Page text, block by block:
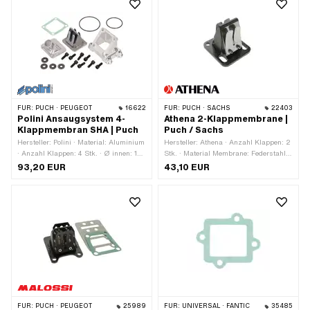
FÜR: PUCH · PEUGEOT 16622
Polini Ansaugsystem 4-
Klappmembran SHA | Puch
Hersteller: Polini · Material: Aluminium
· Anzahl Klappen: 4 Stk. · Ø innen: 15
mm · Ø aussen: 19 mm ·
Befestigungsart: Schrauben ·
93,20 EUR
FÜR: PUCH · SACHS 22403
Athena 2-Klappmembrane |
Puch / Sachs
Hersteller: Athena · Anzahl Klappen: 2
Stk. · Material Membrane: Federstahl ·
Befestigungsart: Schrauben · Anzahl
Befestigungspunkte: 4 Stk. ·
43,10 EUR
FÜR: PUCH · PEUGEOT 25989 FÜR: UNIVERSAL · FANTIC 35485